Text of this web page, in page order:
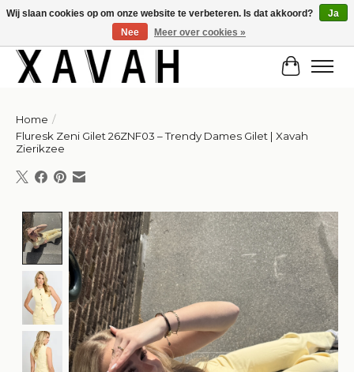
Hi gorgeous! ✨ Kortingscode for 20% off: Summersale!
Home /
Fluresk Zeni Gilet 26ZNF03 – Trendy Dames Gilet | Xavah
Zierikzee
Product image slideshow Items
Wij slaan cookies op om onze website te verbeteren. Is dat akkoord?
Ja
Nee
Meer over cookies »